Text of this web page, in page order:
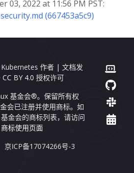
03, 2022 at 11:56 PM PST:
(667453a5c9)
作者 | 文档发
CC BY 4.0 授权许可
基金会®。保留所有权
会已注册并使用商标。如
金会的商标列表，请访问
商标使用页面
京ICP备17074266号-3